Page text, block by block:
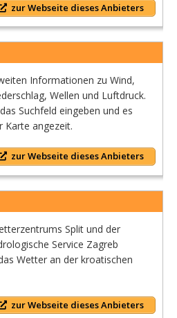
zur Webseite dieses Anbieters
Informationen zu Wind,
Wellen und Luftdruck.
Suchfeld eingeben und es
Karte angezeit.
zur Webseite dieses Anbieters
Split und der
Service Zagreb
Wetter an der kroatischen
zur Webseite dieses Anbieters